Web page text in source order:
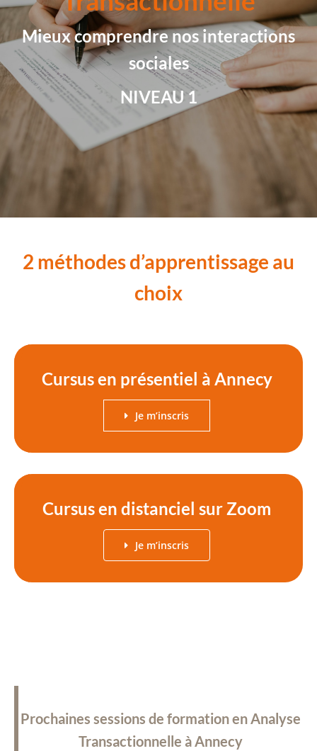
Mieux comprendre nos interactions
sociales
NIVEAU 1
2 méthodes d’apprentissage au
choix
Cursus en présentiel à Annecy
Je m’inscris
Cursus en distanciel sur Zoom
Je m’inscris
Prochaines sessions de formation en Analyse
Transactionnelle à Annecy